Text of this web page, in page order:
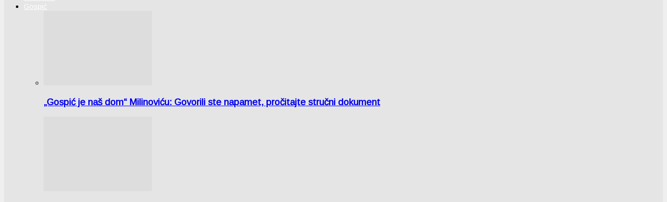
Gospić
„Gospić je naš dom“ Milinoviću: Govorili ste napamet, pročitajte stručni dokument